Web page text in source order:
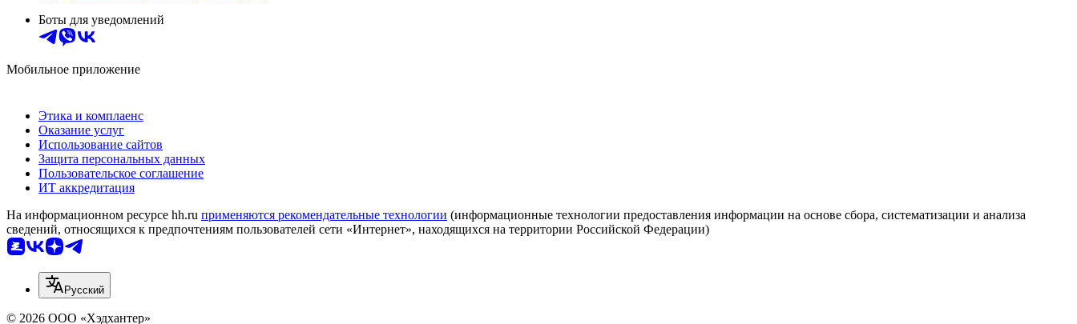
Боты для уведомлений
Мобильное приложение
Этика и комплаенс
Оказание услуг
Использование сайтов
Защита персональных данных
Пользовательское соглашение
ИТ аккредитация
На информационном ресурсе hh.ru применяются рекомендательные технологии (информационные технологии предоставления информации на основе сбора, систематизации и анализа
сведений, относящихся к предпочтениям пользователей сети «Интернет», находящихся на территории Российской Федерации)
Русский
© 2026 ООО «Хэдхантер»